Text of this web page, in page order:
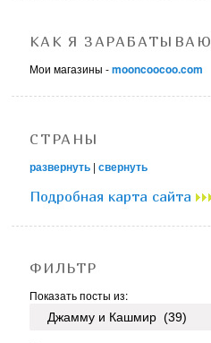
КАК Я ЗАРАБАТЫВАЮ
Мои магазины -mooncoocoo.com
СТРАНЫ
развернуть |свернуть
Подробная карта сайта
ФИЛЬТР
Показать посты из: